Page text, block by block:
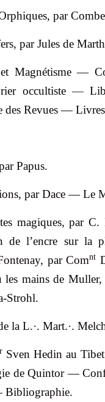
par
par Jules de
Magnétisme —
occultiste—
des Revues —
Papus.
par Dace — Le
magiques, parC.
de l’encre sur la
par Comnt
mains de
Strohl.
la L.·. Mart.·.
r Sven Hedinau
deQuintor—